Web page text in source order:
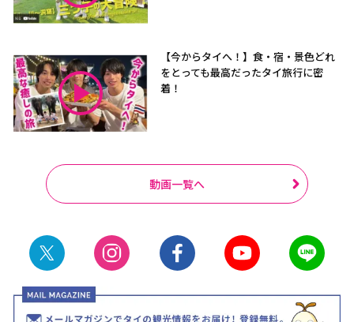
【今からタイへ！】食・宿・景色どれ
をとっても最高だったタイ旅行に密
着！
動画一覧へ